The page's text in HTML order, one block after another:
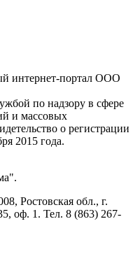
интернет-портал ООО
по надзору в сфере
и массовых
о регистрации
2015 года.
Ростовская обл., г.
оф. 1. Тел. 8 (863) 267-